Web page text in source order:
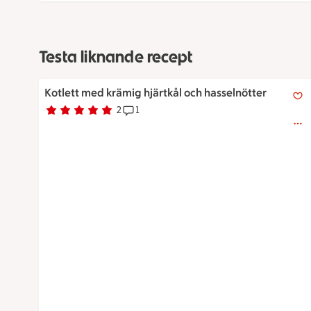
Testa liknande recept
Kotlett med krämig hjärtkål och hasselnötter
Betyg 5 av 5.
2
2 personer har röstatReceptet har 1 kommentarer
1
Kotlett med krämig hjärtkål och hasselnötter